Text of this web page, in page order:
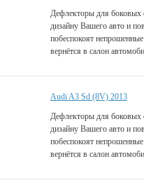
Дефлекторы для боковых
дизайну Вашего авто и
побеспокоят
вернётся в салон
Audi A3 Sd (8V) 2013
Дефлекторы для боковых
дизайну Вашего авто и
побеспокоят
вернётся в салон